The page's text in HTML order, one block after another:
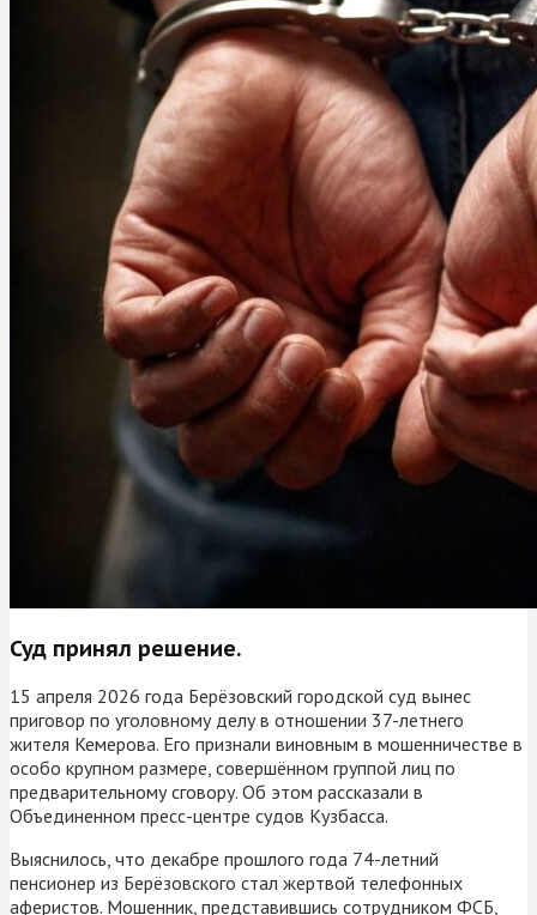
Суд принял решение.
15 апреля 2026 года Берёзовский городской суд вынес
приговор по уголовному делу в отношении 37-летнего
жителя Кемерова. Его признали виновным в мошенничестве в
особо крупном размере, совершённом группой лиц по
предварительному сговору. Об этом рассказали в
Объединенном пресс-центре судов Кузбасса.
Выяснилось, что декабре прошлого года 74-летний
пенсионер из Берёзовского стал жертвой телефонных
аферистов. Мошенник, представившись сотрудником ФСБ,